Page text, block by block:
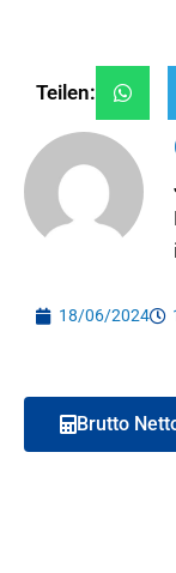
Teilen:
18/06/2024
Brutto